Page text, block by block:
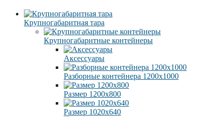
Крупногабаритная тара
Крупногабаритные контейнеры
Аксессуары
Разборные контейнера 1200х1000
Размер 1200х800
Размер 1020х640